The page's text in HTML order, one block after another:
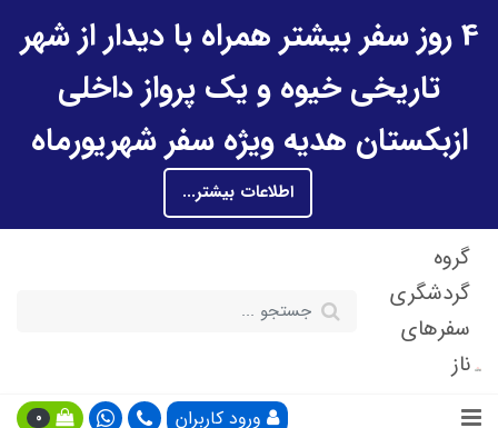
4 روز سفر بیشتر همراه با دیدار از شهر
تاریخی خیوه و یک پرواز داخلی
ازبکستان هدیه ویژه سفر شهریورماه
اطلاعات بیشتر...
گروه
گردشگری
سفرهای
ناز
ورود کاربران 0